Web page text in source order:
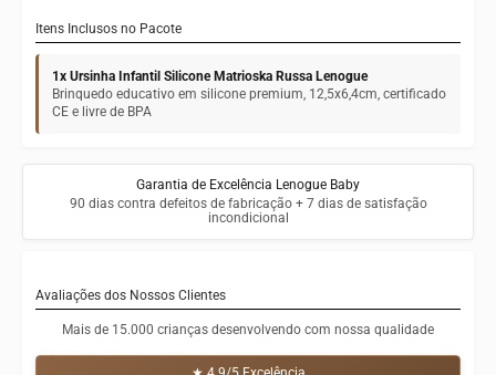
Itens Inclusos no Pacote
1x Ursinha Infantil Silicone Matrioska Russa Lenogue
Brinquedo educativo em silicone premium, 12,5x6,4cm, certificado
CE e livre de BPA
Garantia de Excelência Lenogue Baby
90 dias contra defeitos de fabricação + 7 dias de satisfação
incondicional
Avaliações dos Nossos Clientes
Mais de 15.000 crianças desenvolvendo com nossa qualidade